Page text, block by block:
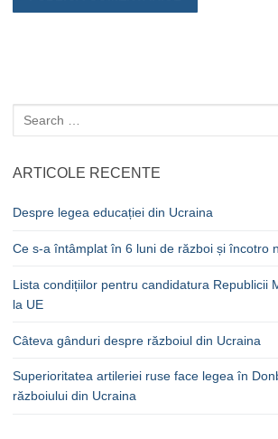
Caută
după:
ARTICOLE RECENTE
Despre legea educației din Ucraina
Ce s-a întâmplat în 6 luni de război și încotro
Lista condițiilor pentru candidatura Republicii
la UE
Câteva gânduri despre războiul din Ucraina
Superioritatea artileriei ruse face legea în
războiului din Ucraina